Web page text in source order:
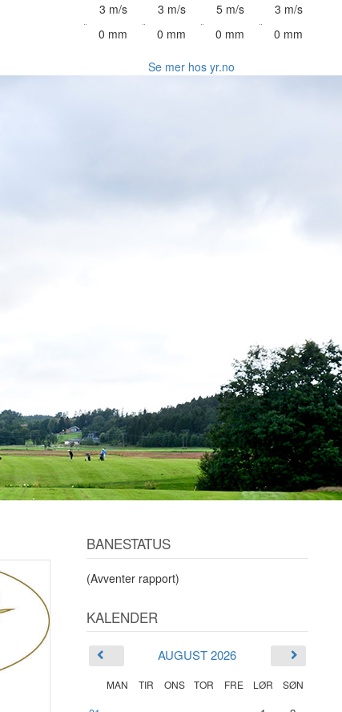
3 m/s
0 mm
3 m/s
0 mm
5 m/s
0 mm
3 m/s
0 mm
Se mer hos yr.no
BANESTATUS
(Avventer rapport)
KALENDER
AUGUST 2026
MAN TIR ONS TOR FRE LØR SØN